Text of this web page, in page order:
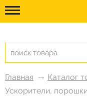
Главная Каталог
Ускорители,